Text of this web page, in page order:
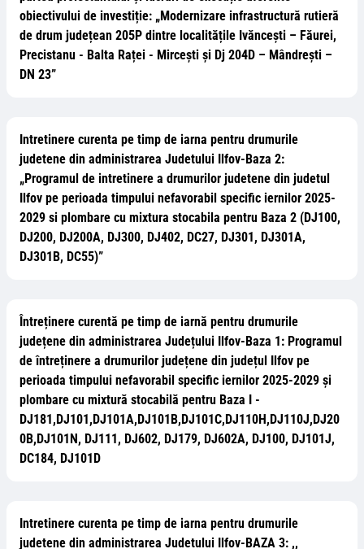
obiectivului de investiție: „Modernizare infrastructură rutieră
de drum județean 205P dintre localitățile Ivăncești – Făurei,
Precistanu - Balta Raței - Mircești și Dj 204D – Mândrești –
DN 23”
Intretinere curenta pe timp de iarna pentru drumurile
judetene din administrarea Judetului Ilfov-Baza 2:
„Programul de intretinere a drumurilor judetene din judetul
Ilfov pe perioada timpului nefavorabil specific iernilor 2025-
2029 si plombare cu mixtura stocabila pentru Baza 2 (DJ100,
DJ200, DJ200A, DJ300, DJ402, DC27, DJ301, DJ301A,
DJ301B, DC55)”
Întreținere curentă pe timp de iarnă pentru drumurile
județene din administrarea Județului Ilfov-Baza 1: Programul
de întreținere a drumurilor județene din județul Ilfov pe
perioada timpului nefavorabil specific iernilor 2025-2029 și
plombare cu mixtură stocabilă pentru Baza I -
DJ181,DJ101,DJ101A,DJ101B,DJ101C,DJ110H,DJ110J,DJ20
0B,DJ101N, DJ111, DJ602, DJ179, DJ602A, DJ100, DJ101J,
DC184, DJ101D
Intretinere curenta pe timp de iarna pentru drumurile
judetene din administrarea Judetului Ilfov-BAZA 3: ,,